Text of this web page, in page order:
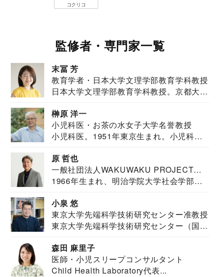
コクリコ
監修者・専門家一覧
末冨 芳
教育学者・日本大学文理学部教育学科教授
日本大学文理学部教育学科教授。京都大学
榊原 洋一
小児科医・お茶の水女子大学名誉教授
小児科医。1951年東京生まれ。小児科
原 哲也
一般社団法人WAKUWAKU PROJECT
JAPAN代表・言語聴覚士・社会福祉士
1966年生まれ、明治学院大学社会学部福
小泉 悠
東京大学先端科学技術研究センター准教授
東京大学先端科学技術研究センター（国際
森田 麻里子
医師・小児スリープコンサルタント
Child Health Laboratory代表...